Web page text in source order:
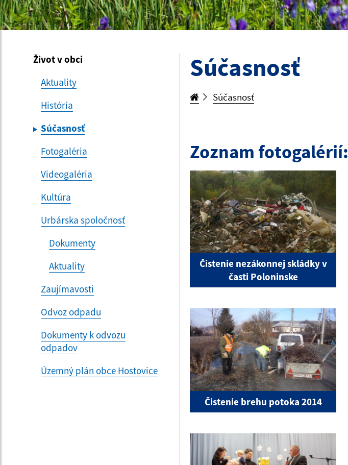
Život v obci
Aktuality
História
Súčasnosť
Fotogaléria
Videogaléria
Kultúra
Urbárska spoločnosť
Dokumenty
Aktuality
Zaujímavosti
Odvoz odpadu
Dokumenty k odvozu
odpadov
Územný plán obce Hostovice
Súčasnosť
Súčasnosť
Zoznam fotogalérií:
Čistenie nezákonnej skládky v
časti Poloninske
Čistenie brehu potoka 2014